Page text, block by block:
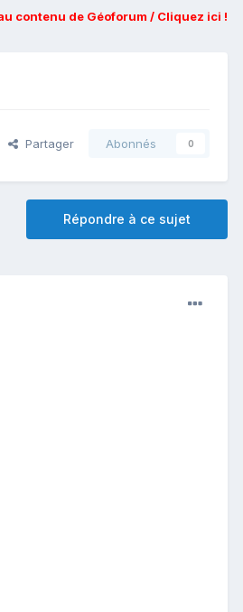
contenu de Géoforum / Cliquez ici !
Partager Abonnés 0
Répondre à ce sujet